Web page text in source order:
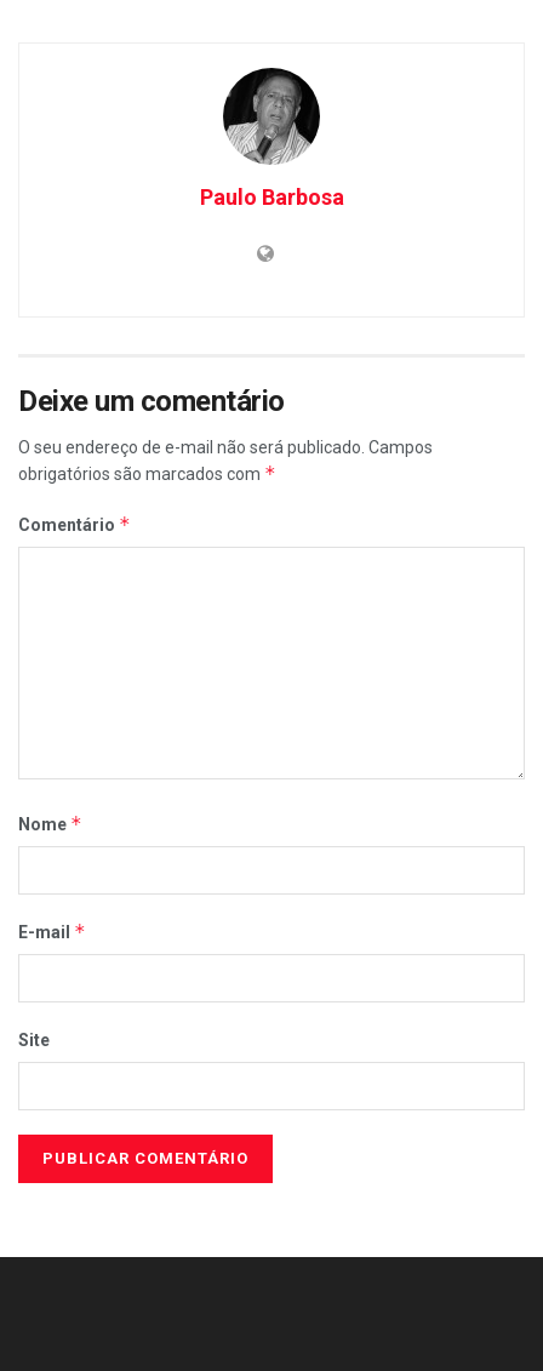
Paulo Barbosa
Deixe um comentário
O seu endereço de e-mail não será publicado. Campos
obrigatórios são marcados com *
Comentário *
Nome *
E-mail *
Site